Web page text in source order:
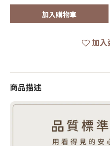
加入購物車
加
商品描述